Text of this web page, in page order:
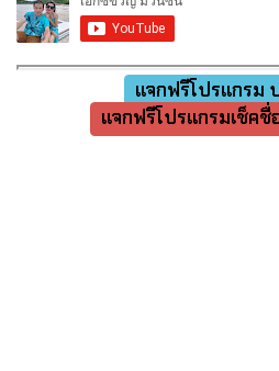
แจกฟรีโปรแกรม
แจกฟรีโปรแกรมเช็ค